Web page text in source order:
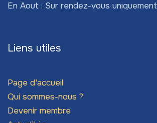
En Aout : Sur rendez-vous uniquement
Liens utiles
Page d'accueil
Qui sommes-nous ?
Devenir membre